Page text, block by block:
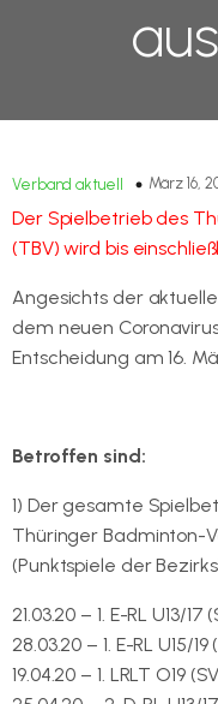
Verband aktuell März 16,
Der Spielbetrieb des
(TBV) wird bis
Angesichts der
dem neuen
Entscheidung am 16.
Betroffen sind:
1) Der gesamte
Thüringer Badminton-
(Punktspiele der
21.03.20 – 1. E-RL U13/
28.03.20 – 1. E-RL U15/
19.04.20 – 1. LRLT O19